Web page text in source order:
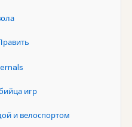
игр
и велоспортом